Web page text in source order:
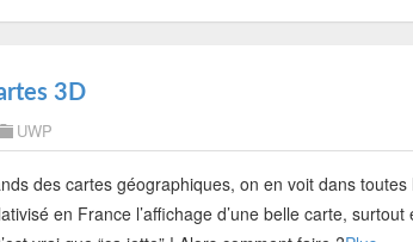
3D
UWP
des cartes géographiques, on en voit dans
en France l’affichage d’une belle carte,